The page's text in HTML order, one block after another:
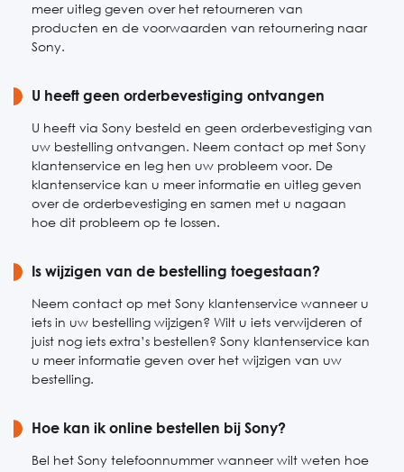
meer uitleg geven over het retourneren van
producten en de voorwaarden van retournering naar
Sony.
U heeft geen orderbevestiging ontvangen
U heeft via Sony besteld en geen orderbevestiging van
uw bestelling ontvangen. Neem contact op met Sony
klantenservice en leg hen uw probleem voor. De
klantenservice kan u meer informatie en uitleg geven
over de orderbevestiging en samen met u nagaan
hoe dit probleem op te lossen.
Is wijzigen van de bestelling toegestaan?
Neem contact op met Sony klantenservice wanneer u
iets in uw bestelling wijzigen? Wilt u iets verwijderen of
juist nog iets extra’s bestellen? Sony klantenservice kan
u meer informatie geven over het wijzigen van uw
bestelling.
Hoe kan ik online bestellen bij Sony?
Bel het Sony telefoonnummer wanneer wilt weten hoe